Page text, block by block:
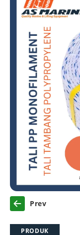
Previous
PRODUK